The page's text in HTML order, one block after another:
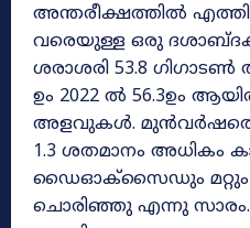
അന്തരീക്ഷത്തിൽ
വരെയുള്ള ഒരു
ശരാശരി 53.8 ഗിഗാടൺ
ഉം 2022 ൽ 56.3ഉം
അളവുകൾ. മുൻവർഷത്തെ
1.3 ശതമാനം അധികം
ഡൈഓക്സൈഡും മറ്റും
ചൊരിഞ്ഞു എന്നു